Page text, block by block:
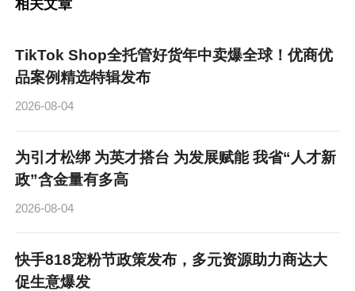
相关文章
TikTok Shop全托管好货年中卖爆全球！优商优
品案例精选特辑发布
2026-08-04
为引才松绑 为英才搭台 为发展赋能 我省“人才新
政”含金量有多高
2026-08-04
快手818宠粉节政策发布，多元资源助力商达大
促生意爆发